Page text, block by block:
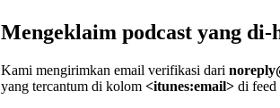
Mengeklaim podcast yang
Kami mengirimkan email verifikasi dari
yang tercantum di kolom <itunes:email> di feed